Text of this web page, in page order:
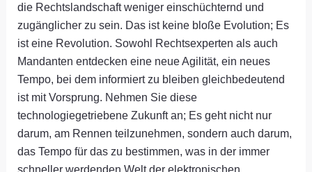
die Rechtslandschaft weniger einschüchternd und
zugänglicher zu sein. Das ist keine bloße Evolution; Es
ist eine Revolution. Sowohl Rechtsexperten als auch
Mandanten entdecken eine neue Agilität, ein neues
Tempo, bei dem informiert zu bleiben gleichbedeutend
ist mit Vorsprung. Nehmen Sie diese
technologiegetriebene Zukunft an; Es geht nicht nur
darum, am Rennen teilzunehmen, sondern auch darum,
das Tempo für das zu bestimmen, was in der immer
schneller werdenden Welt der elektronischen